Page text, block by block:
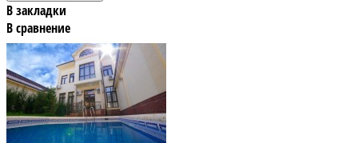
В закладки
В сравнение